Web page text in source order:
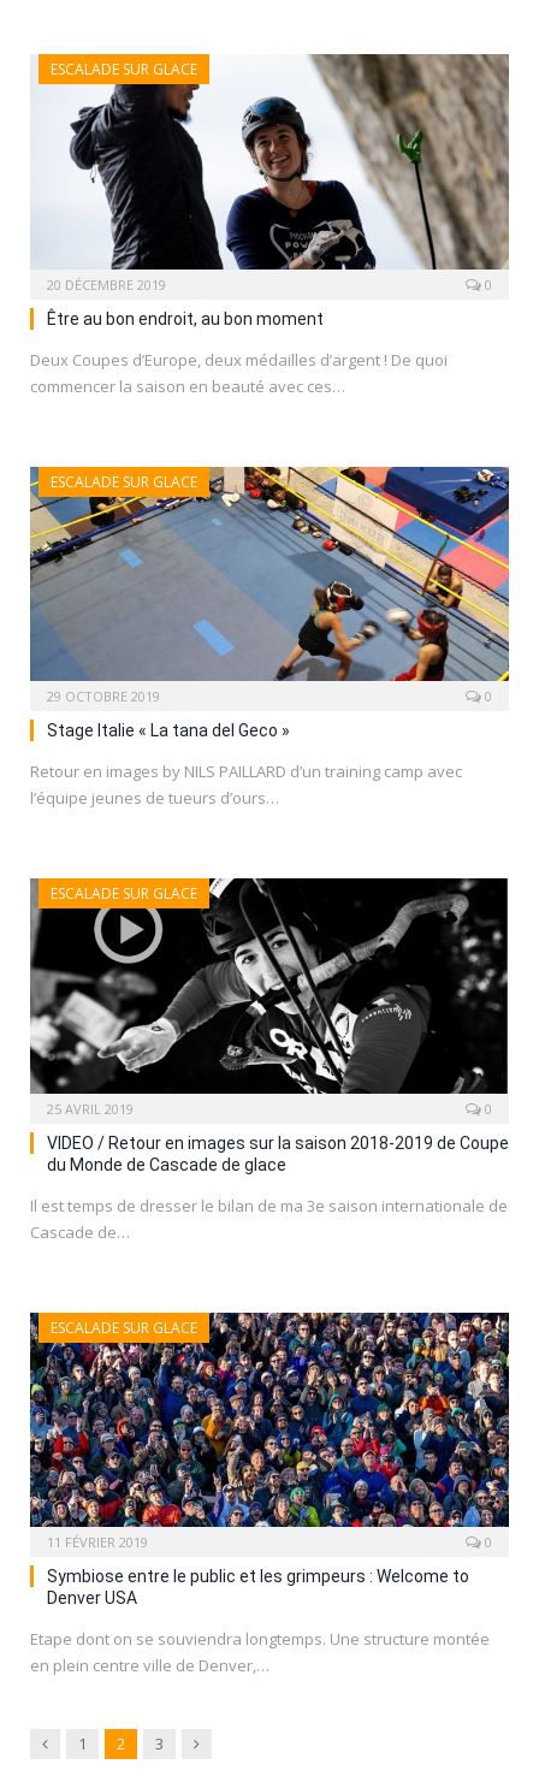
ESCALADE SUR GLACE
20 DÉCEMBRE 2019 0
Être au bon endroit, au bon moment
Deux Coupes d’Europe, deux médailles d’argent ! De quoi
commencer la saison en beauté avec ces…
ESCALADE SUR GLACE
29 OCTOBRE 2019 0
Stage Italie « La tana del Geco »
Retour en images by NILS PAILLARD d’un training camp avec
l’équipe jeunes de tueurs d’ours…
ESCALADE SUR GLACE
25 AVRIL 2019 0
VIDEO / Retour en images sur la saison 2018-2019 de Coupe
du Monde de Cascade de glace
Il est temps de dresser le bilan de ma 3e saison internationale de
Cascade de…
ESCALADE SUR GLACE
11 FÉVRIER 2019 0
Symbiose entre le public et les grimpeurs : Welcome to
Denver USA
Etape dont on se souviendra longtemps. Une structure montée
en plein centre ville de Denver,…
Previous
1 2 3 Next